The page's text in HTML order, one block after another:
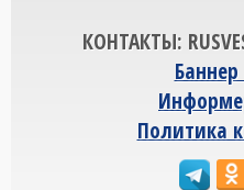
КОНТАКТЫ:
Политика